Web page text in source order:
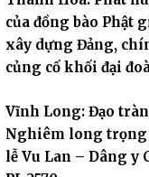
của đồng bào Phật
xây dựng Đảng,
củng cố khối đại
Vĩnh Long: Đạo
Nghiêm long trọng
lễ Vu Lan – Dâng y